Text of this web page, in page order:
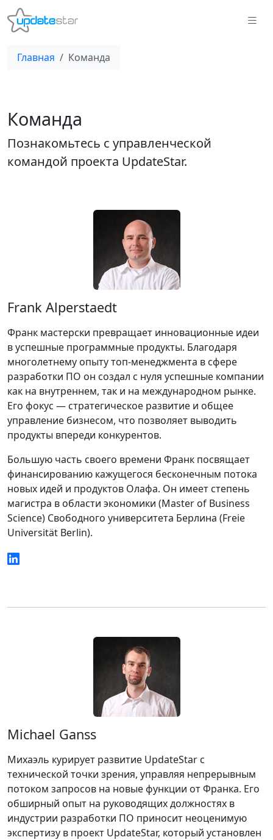
Главная Команда
Команда
Познакомьтесь с управленческой
командой проекта UpdateStar.
Frank Alperstaedt
Франк мастерски превращает инновационные идеи
в успешные программные продукты. Благодаря
многолетнему опыту топ-менеджмента в сфере
разработки ПО он создал с нуля успешные компании
как на внутреннем, так и на международном рынке.
Его фокус — стратегическое развитие и общее
управление бизнесом, что позволяет выводить
продукты впереди конкурентов.
Большую часть своего времени Франк посвящает
финансированию кажущегося бесконечным потока
новых идей и продуктов Олафа. Он имеет степень
магистра в области экономики (Master of Business
Science) Свободного университета Берлина (Freie
Universität Berlin).
Michael Ganss
Михаэль курирует развитие UpdateStar с
технической точки зрения, управляя непрерывным
потоком запросов на новые функции от Франка. Его
обширный опыт на руководящих должностях в
индустрии разработки ПО приносит неоценимую
экспертизу в проект UpdateStar, который установлен